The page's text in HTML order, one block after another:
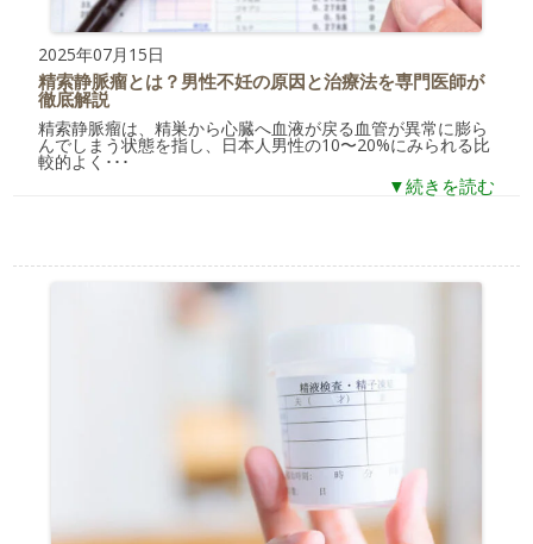
2025年07月15日
精索静脈瘤とは？男性不妊の原因と治療法を専門医師が
徹底解説
精索静脈瘤は、精巣から心臓へ血液が戻る血管が異常に膨ら
んでしまう状態を指し、日本人男性の10〜20%にみられる比
較的よく･･･
▼続きを読む